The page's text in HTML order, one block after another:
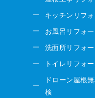
キッチンリフ
お風呂リフォ
洗面所リフォ
トイレリフォ
ドローン屋根
検